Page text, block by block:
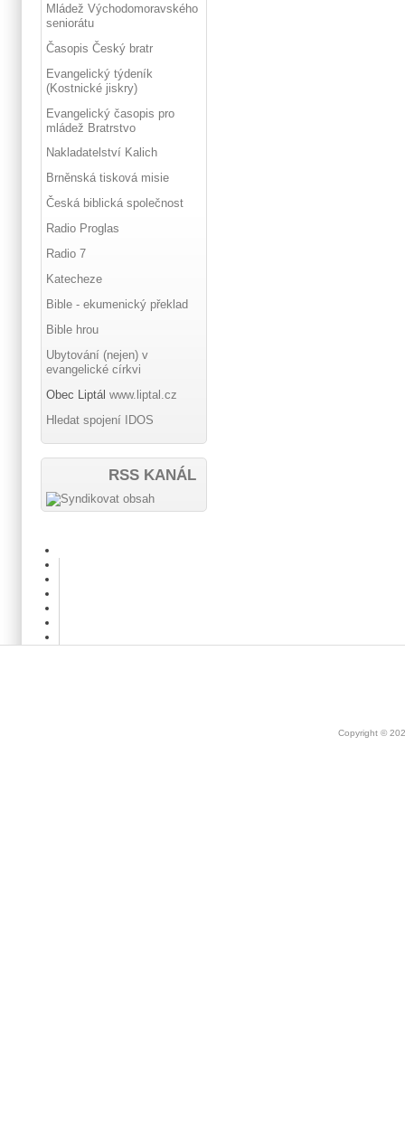
Mládež Východomoravského
seniorátu
Časopis Český bratr
Evangelický týdeník
(Kostnické jiskry)
Evangelický časopis pro
mládež Bratrstvo
Nakladatelství Kalich
Brněnská tisková misie
Česká biblická společnost
Radio Proglas
Radio 7
Katecheze
Bible - ekumenický překlad
Bible hrou
Ubytování (nejen) v
evangelické církvi
Obec Liptál www.liptal.cz
Hledat spojení IDOS
RSS KANÁL
Copyright ©